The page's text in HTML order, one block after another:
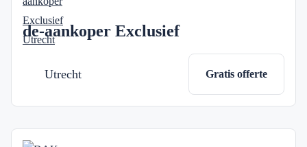
de-aankoper Exclusief
Utrecht Gratis offerte